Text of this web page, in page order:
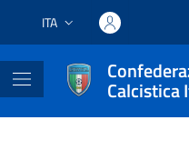
Lingua attiva:
ITA
Calcistica